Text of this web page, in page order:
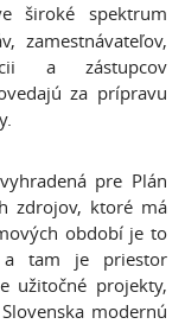
široké spektrum
zamestnávateľov,
a zástupcov
za prípravu
pre Plán
zdrojov, ktoré má
období je to
tam je priestor
užitočné projekty,
modernú